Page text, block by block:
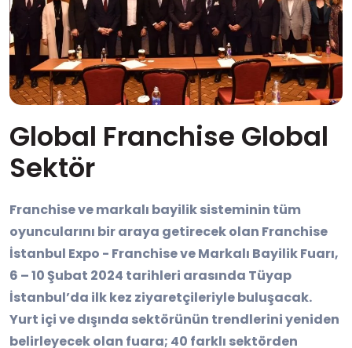
Global Franchise Global
Sektör
Franchise ve markalı bayilik sisteminin tüm
oyuncularını bir araya getirecek olan Franchise
İstanbul Expo - Franchise ve Markalı Bayilik Fuarı,
6 – 10 Şubat 2024 tarihleri arasında Tüyap
İstanbul’da ilk kez ziyaretçileriyle buluşacak.
Yurt içi ve dışında sektörünün trendlerini yeniden
belirleyecek olan fuara; 40 farklı sektörden